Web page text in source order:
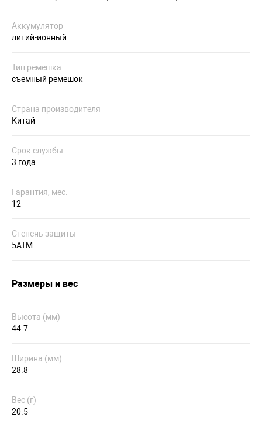
Аккумулятор
литий-ионный
Тип ремешка
съемный ремешок
Страна производителя
Китай
Срок службы
3 года
Гарантия, мес.
12
Степень защиты
5ATM
Размеры и вес
Высота (мм)
44.7
Ширина (мм)
28.8
Вес (г)
20.5